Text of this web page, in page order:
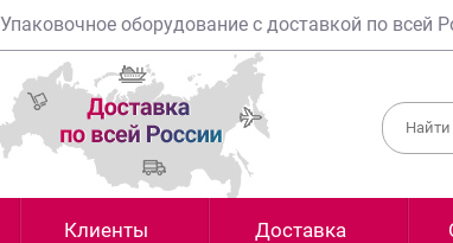
Упаковочное оборудование с доставкой по всей
Клиенты Доставка